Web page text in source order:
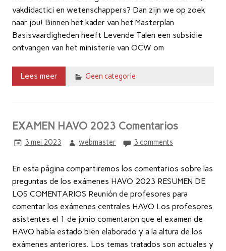
vakdidactici en wetenschappers? Dan zijn we op zoek
naar jou! Binnen het kader van het Masterplan
Basisvaardigheden heeft Levende Talen een subsidie
ontvangen van het ministerie van OCW om
Lees meer Geen categorie
EXAMEN HAVO 2023 Comentarios
3 mei 2023 webmaster 3 comments
En esta página compartiremos los comentarios sobre las
preguntas de los exámenes HAVO 2023 RESUMEN DE
LOS COMENTARIOS Reunión de profesores para
comentar los exámenes centrales HAVO Los profesores
asistentes el 1 de junio comentaron que el examen de
HAVO había estado bien elaborado y a la altura de los
exámenes anteriores. Los temas tratados son actuales y